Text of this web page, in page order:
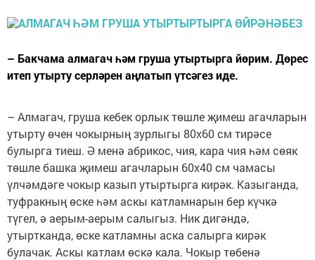
– Бакчама алмагач һәм груша утыртырга йөрим. Дөрес
итеп утырту серләрен аңлатып үтсәгез иде.
– Алмагач, груша кебек орлык төшле җимеш агачларын
утырту өчен чокырның зурлыгы 80х60 см тирәсе
булырга тиеш. Ә менә абрикос, чия, кара чия һәм сөяк
төшле башка җимеш агачларын 60х40 см чамасы
үлчәмдәге чокыр казып утыртырга кирәк. Казыганда,
туфракның өске һәм аскы катламнарын бер күчкә
түгел, ә аерым-аерым салыгыз. Ник дигәндә,
утыртканда, өске катламны аска салырга кирәк
булачак. Аскы катлам өскә кала. Чокыр төбенә